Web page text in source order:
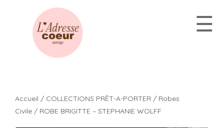
☰
Accueil / COLLECTIONS PRÊT-A-PORTER / Robes
Civile / ROBE BRIGITTE – STEPHANIE WOLFF